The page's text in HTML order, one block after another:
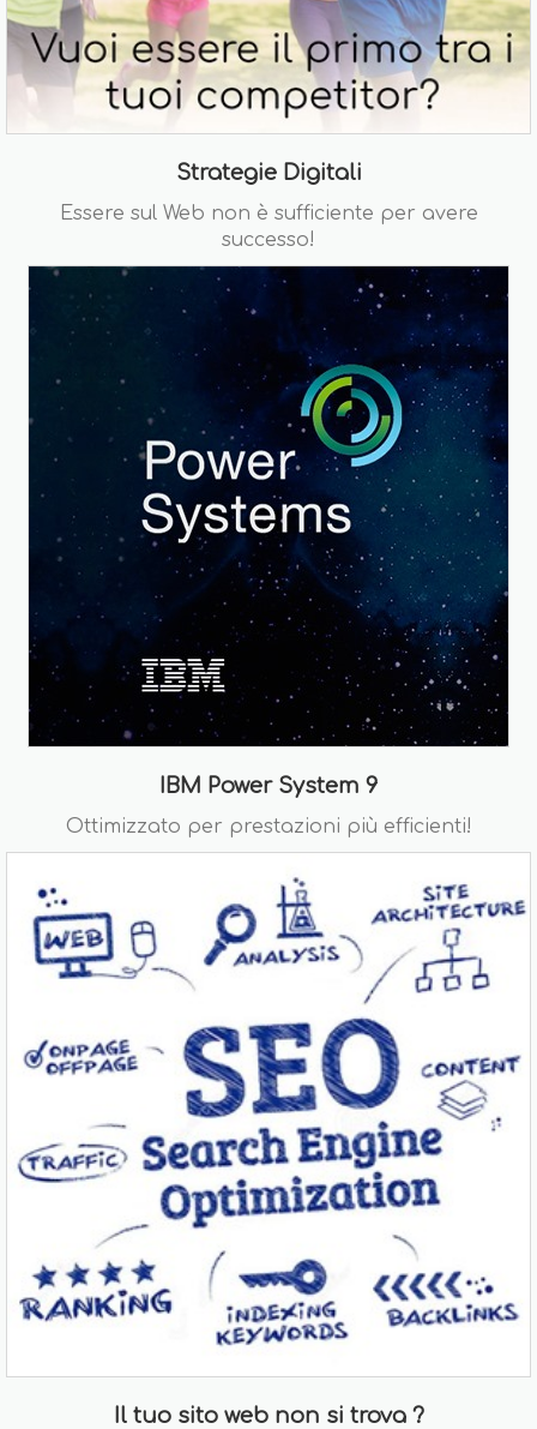
Strategie Digitali
Essere sul Web non è sufficiente per avere
successo!
IBM Power System 9
Ottimizzato per prestazioni più efficienti!
Il tuo sito web non si trova ?